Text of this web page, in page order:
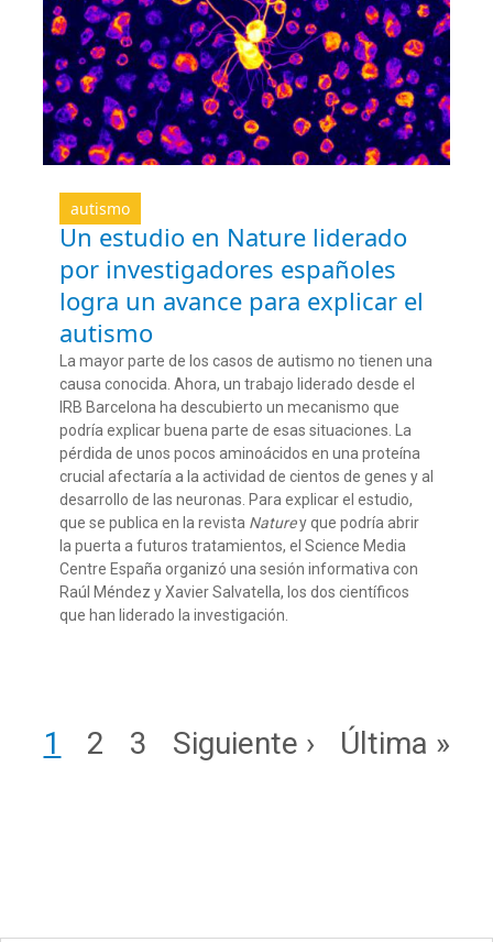
autismo
Un estudio en Nature liderado
por investigadores españoles
logra un avance para explicar el
autismo
La mayor parte de los casos de autismo no tienen una
causa conocida. Ahora, un trabajo liderado desde el
IRB Barcelona ha descubierto un mecanismo que
podría explicar buena parte de esas situaciones. La
pérdida de unos pocos aminoácidos en una proteína
crucial afectaría a la actividad de cientos de genes y al
desarrollo de las neuronas. Para explicar el estudio,
que se publica en la revista Naturey que podría abrir
la puerta a futuros tratamientos, el Science Media
Centre España organizó una sesión informativa con
Raúl Méndez y Xavier Salvatella, los dos científicos
que han liderado la investigación.
Page
1 Page
2 Page
3 Siguiente página
Siguiente › Última
Última »